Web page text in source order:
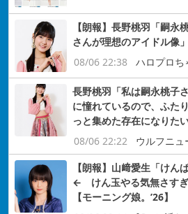
【朗報】長野桃羽「嗣永
さんが理想のアイドル像」
08/06 22:38
ハロプロち
長野桃羽「私は嗣永桃子
に憧れているので、ふた
っと集めた存在になりた
08/06 22:22
ウルフニュ
【朗報】山﨑愛生「け
← けん玉やる気無さすぎ
【モーニング娘。’26】